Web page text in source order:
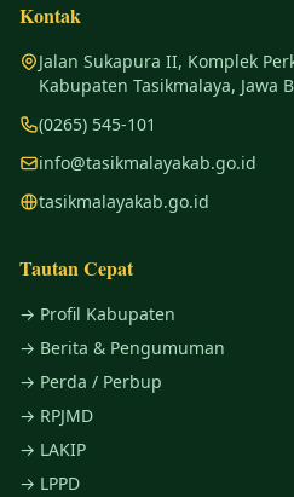
Kontak
Jalan Sukapura II, Komplek
Kabupaten Tasikmalaya, Jawa
(0265) 545-101
info@tasikmalayakab.go.id
tasikmalayakab.go.id
Tautan Cepat
→ Profil Kabupaten
→ Berita & Pengumuman
→ Perda / Perbup
→ RPJMD
→ LAKIP
→ LPPD